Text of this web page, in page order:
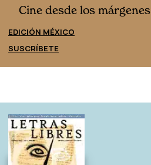
Cine desde los márgenes
EDICIÓN MÉXICO
SUSCRÍBETE